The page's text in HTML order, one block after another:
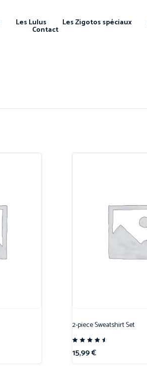
Les Lulus Les Zigotos spéciaux
Contact
2-piece Sweatshirt Set
4.50
sur 5
15,99€